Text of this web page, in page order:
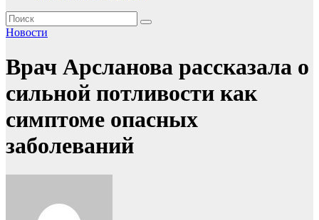
Новости
Врач Арсланова рассказала о
сильной потливости как
симптоме опасных
заболеваний